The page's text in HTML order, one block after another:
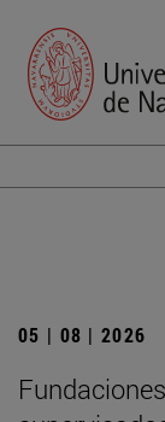
05 | 08 | 2026